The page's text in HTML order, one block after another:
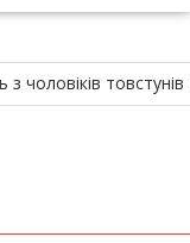
чоловіків товстунів